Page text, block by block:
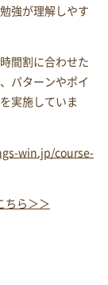
強が理解しやす
間割に合わせた
パターンやポイ
実施していま
win.jp/course-
ちら＞＞